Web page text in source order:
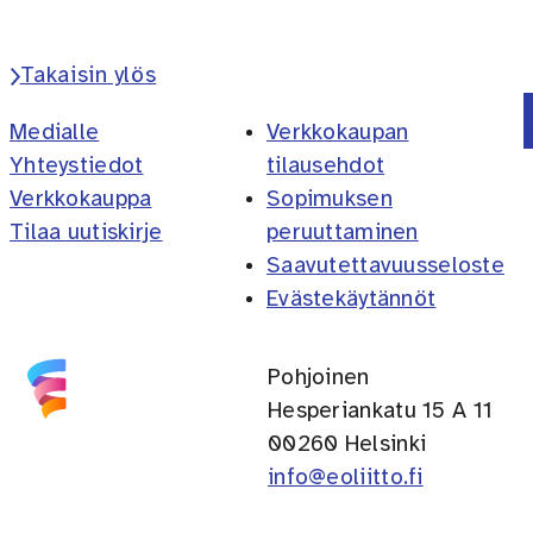
Takaisin ylös
Medialle
Yhteystiedot
Verkkokauppa
Tilaa uutiskirje
Verkkokaupan
tilausehdot
Sopimuksen
peruuttaminen
Saavutettavuusseloste
Evästekäytännöt
Pohjoinen
Hesperiankatu 15 A 11
00260 Helsinki
info@eoliitto.fi